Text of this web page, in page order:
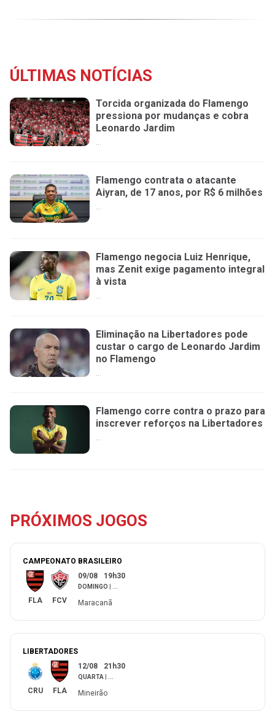
ÚLTIMAS NOTÍCIAS
Torcida organizada do Flamengo
pressiona por mudanças e cobra
Leonardo Jardim
...
Flamengo contrata o atacante
Aiyran, de 17 anos, por R$ 6 milhões
...
Flamengo negocia Luiz Henrique,
mas Zenit exige pagamento integral
à vista
...
Eliminação na Libertadores pode
custar o cargo de Leonardo Jardim
no Flamengo
Flamengo corre contra o prazo para
inscrever reforços na Libertadores
...
PRÓXIMOS JOGOS
CAMPEONATO BRASILEIRO
FLA FCV
09/08 19h30
DOMINGO
Maracanã
LIBERTADORES
CRU FLA
12/08 21h30
QUARTA
Mineirão